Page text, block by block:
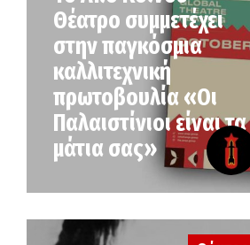
Θέατρο συμμετέχει
στην παγκόσμια
καλλιτεχνική
πρωτοβουλία «Οι
Παλαιστίνιοι είναι τα
μάτια σας»